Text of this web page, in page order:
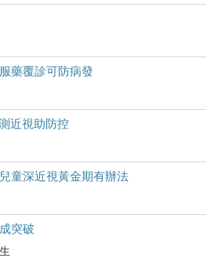
藥覆診可防病發
近視助防控
童深近視黃金期有辦法
突破